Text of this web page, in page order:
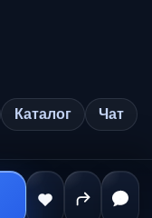
Каталог Чат